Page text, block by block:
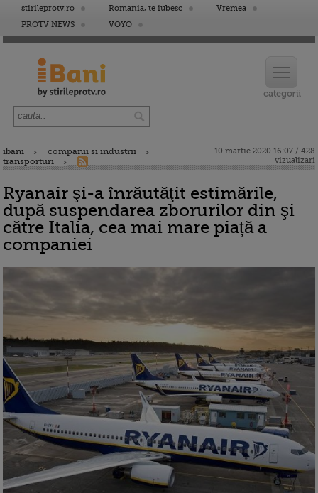
stirileprotv.ro Romania, te iubesc
Vremea
PROTV NEWS
VOYO
ibani
companii si industrii
transporturi
10 martie 2020 16:07 / 428
vizualizari
Ryanair şi-a înrăutăţit estimările,
după suspendarea zborurilor din şi
către Italia, cea mai mare piață a
companiei